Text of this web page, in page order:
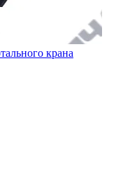
крана